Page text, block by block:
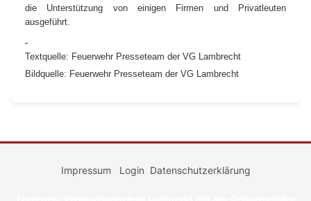
die Unterstützung von einigen Firmen und Privatleuten
ausgeführt.
Textquelle: Feuerwehr Presseteam der VG Lambrecht
Bildquelle: Feuerwehr Presseteam der VG Lambrecht
Impressum Login Datenschutzerklärung